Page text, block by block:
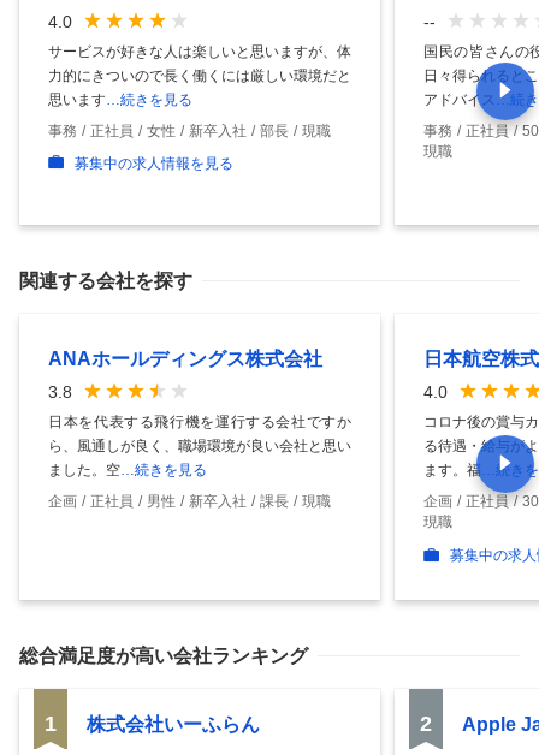
4.0
サービスが好きな人は楽しいと思いますが、体
力的にきついので長く働くには厳しい環境だと
思います …続きを見る
事務
正社員 女性 新卒入社 部長
現職
募集中の求人情報を見る
--
国民の皆さんの
日々得られると
アドバイス …続
事務
正社員
現職
関連する会社を探す
ANAホールディングス株式会社
3.8
日本を代表する飛行機を運行する会社ですか
ら、風通しが良く、職場環境が良い会社と思い
ました。空 …続きを見る
企画
正社員 男性 新卒入社 課長 現職
日本航空株
4.0
コロナ後の賞与
る待遇・給与が
ます。福 …続き
企画
正社員
現職
募集中の求
総合満足度が高い会社ランキング
1 株式会社いーふらん 2 Apple